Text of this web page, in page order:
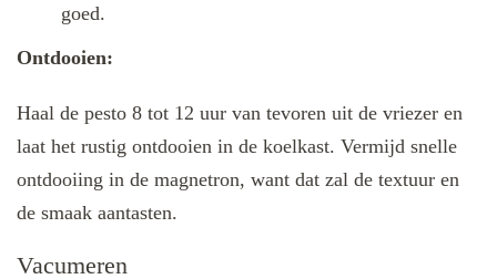
goed.
Ontdooien:
Haal de pesto 8 tot 12 uur van tevoren uit de vriezer en
laat het rustig ontdooien in de koelkast. Vermijd snelle
ontdooiing in de magnetron, want dat zal de textuur en
de smaak aantasten.
Vacumeren